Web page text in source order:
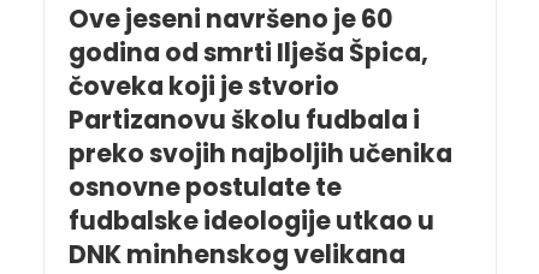
Ove jeseni navršeno je 60
godina od smrti Ilješa Špica,
čoveka koji je stvorio
Partizanovu školu fudbala i
preko svojih najboljih učenika
osnovne postulate te
fudbalske ideologije utkao u
DNK minhenskog velikana